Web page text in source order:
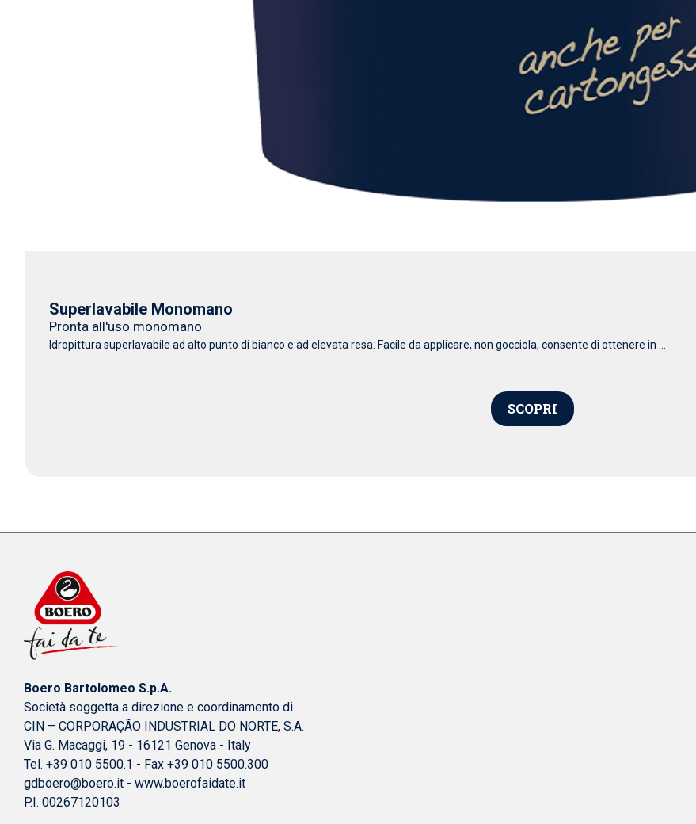
Superlavabile Monomano
Pronta all'uso monomano
Idropittura superlavabile ad alto punto di bianco e ad elevata resa. Facile da applicare, non gocciola, consente di ottenere in ...
SCOPRI
Boero Bartolomeo S.p.A.
Società soggetta a direzione e coordinamento di
CIN – CORPORAÇÃO INDUSTRIAL DO NORTE, S.A.
Via G. Macaggi, 19 - 16121 Genova - Italy
Tel. +39 010 5500.1 - Fax +39 010 5500.300
gdboero@boero.it - www.boerofaidate.it
P.I. 00267120103